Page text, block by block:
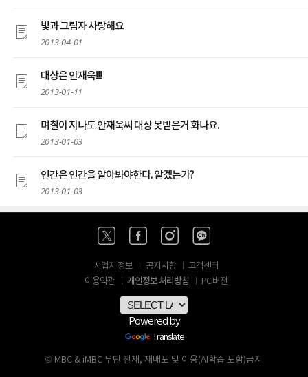
빛과 그림자 사랑해요
2013-04-01
대상은 안재욱!!!
2013-01-11
며칠이 지나도 안재욱씨 대상 못받은거 화나요.
2013-01-03
인간은 인간을 알아봐야한다. 알겠는가?
2013-01-03
사업자 정보 공지사항
고객센터
이용약관
개인정보 처리방침 PC 버전
Powered by
Translate
© MBC & iMBC 무단 전재, 재배포 및 이용(AI학습 포함)금지